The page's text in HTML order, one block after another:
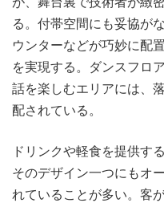
る。付帯空間にも妥協が
ウンターなどが巧妙に配
を実現する。ダンスフロ
話を楽しむエリアには、
配されている。
ドリンクや軽食を提供す
そのデザイン一つにもオ
れていることが多い。客